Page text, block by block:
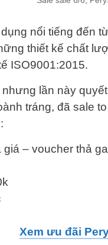
nổi tiếng đến
thiết kế chất
ISO9001:2015.
lần này
tráng, đã sale
– voucher thả ga
Xem ưu đãi